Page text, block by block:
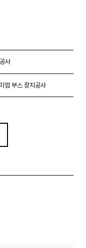
사
엄 부스 장치공사